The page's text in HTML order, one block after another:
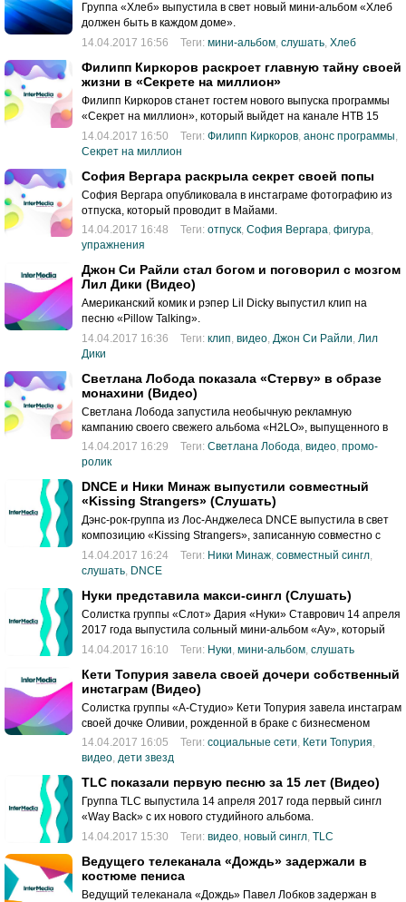
Группа «Хлеб» выпустила в свет новый мини-альбом «Хлеб
должен быть в каждом доме».
14.04.2017 16:56
Теги: мини-альбом, слушать, Хлеб
Филипп Киркоров раскроет главную тайну своей
жизни в «Секрете на миллион»
Филипп Киркоров станет гостем нового выпуска программы
«Секрет на миллион», который выйдет на канале НТВ 15
апреля 2017 года.
14.04.2017 16:50 Теги: Филипп Киркоров анонс программы
Секрет на миллион
София Вергара раскрыла секрет своей попы
София Вергара опубликовала в инстаграме фотографию из
отпуска, который проводит в Майами.
14.04.2017 16:48
Теги: отпуск, София Вергара, фигура,
упражнения
Джон Си Райли стал богом и поговорил с мозгом
Лил Дики (Видео)
Американский комик и рэпер Lil Dicky выпустил клип на
песню «Pillow Talking».
14.04.2017 16:36
Теги: клип видео Джон Си Райли Лил
Дики
Светлана Лобода показала «Стерву» в образе
монахини (Видео)
Светлана Лобода запустила необычную рекламную
кампанию своего свежего альбома «H2LO», выпущенного в
конце марта 2017 года.
14.04.2017 16:29 Теги: Светлана Лобода, видео, промо-
ролик
DNCE и Ники Минаж выпустили совместный
«Kissing Strangers» (Слушать)
Дэнс-рок-группа из Лос-Анджелеса DNCE выпустила в свет
композицию «Kissing Strangers», записанную совместно с
хип-хоп-исполнительницей Ники Минаж.
14.04.2017 16:24 Теги: Ники Минаж, совместный сингл,
слушать, DNCE
Нуки представила макси-сингл (Слушать)
Солистка группы «Слот» Дария «Нуки» Ставрович 14 апреля
2017 года выпустила сольный мини-альбом «Ау», который
будет представлен 2 июня 2017 года в клубе Red.
14.04.2017 16:10 Теги: Нуки мини-альбом слушать
Кети Топурия завела своей дочери собственный
инстаграм (Видео)
Солистка группы «А-Студио» Кети Топурия завела инстаграм
своей дочке Оливии, рожденной в браке с бизнесменом
Львом Гейхманом, с которым певица уже не живет вместе.
14.04.2017 16:05 Теги: социальные сети, Кети Топурия,
видео, дети звезд
TLC показали первую песню за 15 лет (Видео)
Группа TLC выпустила 14 апреля 2017 года первый сингл
«Way Back» с их нового студийного альбома.
14.04.2017 15:30
Теги: видео новый сингл TLC
Ведущего телеканала «Дождь» задержали в
костюме пениса
Ведущий телеканала «Дождь» Павел Лобков задержан в